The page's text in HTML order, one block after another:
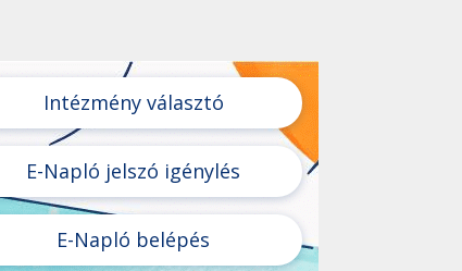
Intézmény választó
E-Napló jelszó igénylés
E-Napló belépés